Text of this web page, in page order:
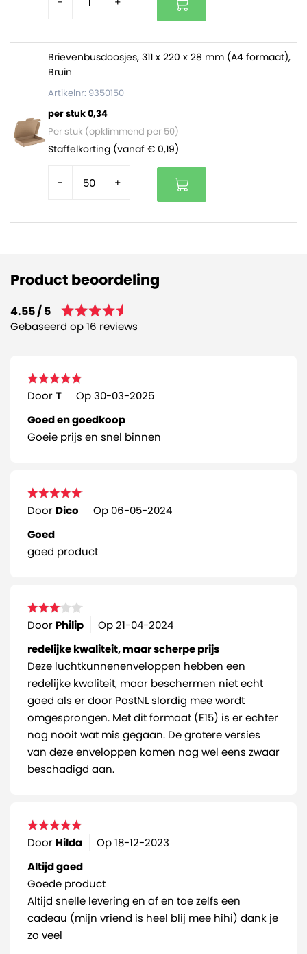
Brievenbusdoosjes, 311 x 220 x 28 mm (A4 formaat),
Bruin
Artikelnr: 9350150
per stuk 0,34
Per stuk (opklimmend per 50)
Staffelkorting (vanaf € 0,19)
- +
Product beoordeling
4.55 / 5
Gebaseerd op 16 reviews
DoorT Op30-03-2025
Goed en goedkoop
Goeie prijs en snel binnen
Door Dico Op 06-05-2024
Goed
goed product
Door Philip Op21-04-2024
redelijke kwaliteit, maar scherpe prijs
Deze luchtkunnenenveloppen hebben een
redelijke kwaliteit, maar beschermen niet echt
goed als er door PostNL slordig mee wordt
omgesprongen. Met dit formaat (E15) is er echter
nog nooit wat mis gegaan. De grotere versies
van deze enveloppen komen nog wel eens zwaar
beschadigd aan.
Door Hilda Op18-12-2023
Altijd goed
Goede product
Altijd snelle levering en af en toe zelfs een
cadeau (mijn vriend is heel blij mee hihi) dank je
zo veel